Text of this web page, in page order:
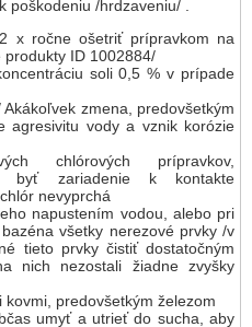
/hrdzaveniu/ .
x ročne ošetriť prípravkom na
produkty ID 1002884/
soli 0,5 % v prípade
zmena, predovšetkým
agresivitu vody a vznik korózie
chlórových prípravkov,
byť zariadenie k kontakte
nevyprchá
napustením vodou, alebo pri
všetky nerezové prvky /v
tieto prvky čistiť dostatočným
nich nezostali žiadne zvyšky
predovšetkým železom
umyť a utrieť do sucha, aby